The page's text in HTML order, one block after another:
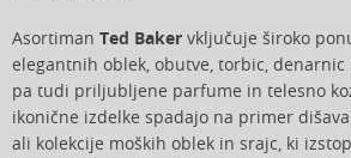
Asortiman Ted Baker vključuje široko
elegantnih oblek, obutve, torbic,
pa tudi priljubljene parfume in telesno
ikonične izdelke spadajo na primer dišava
ali kolekcije moških oblek in srajc, ki